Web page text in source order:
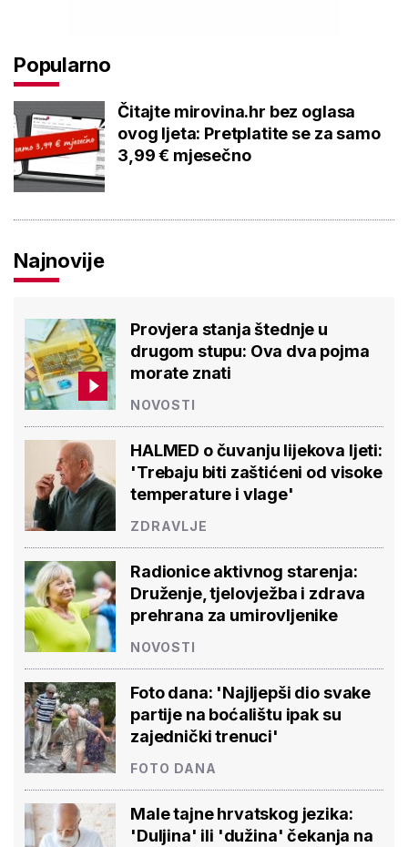
Popularno
Čitajte mirovina.hr bez oglasa
ovog ljeta: Pretplatite se za samo
3,99 € mjesečno
Najnovije
Provjera stanja štednje u
drugom stupu: Ova dva pojma
morate znati
NOVOSTI
HALMED o čuvanju lijekova ljeti:
'Trebaju biti zaštićeni od visoke
temperature i vlage'
ZDRAVLJE
Radionice aktivnog starenja:
Druženje, tjelovježba i zdrava
prehrana za umirovljenike
NOVOSTI
Foto dana: 'Najljepši dio svake
partije na boćalištu ipak su
zajednički trenuci'
FOTO DANA
Male tajne hrvatskog jezika:
'Duljina' ili 'dužina' čekanja na